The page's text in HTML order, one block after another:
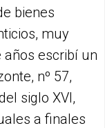
bienes
muy
años escribí un
nº 57,
siglo XVI,
a finales